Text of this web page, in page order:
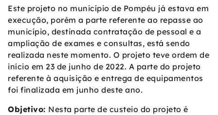
Este projeto no município de Pompéu já estava em
execução, porém a parte referente ao repasse ao
município, destinada contratação de pessoal e a
ampliação de exames e consultas, está sendo
realizada neste momento. O projeto teve ordem de
início em 23 de junho de 2022. A parte do projeto
referente à aquisição e entrega de equipamentos
foi finalizada em junho deste ano.
Objetivo: Nesta parte de custeio do projeto é